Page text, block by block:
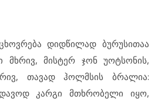
დიდწილად ბურუსითაა
მისტერ ჯონ უოტსონის,
თავად ჰოლმსის ბრალია:
კარგი მთხრობელი იყო,